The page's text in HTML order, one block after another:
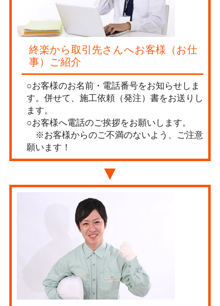
終楽から取引先さんへお客様（お仕
事）ご紹介
○お客様のお名前・電話番号をお知らせしま
す。併せて、施工依頼（発注）書をお送りし
ます。
○お客様へ電話のご挨拶をお願いします。
※お客様からのご不満のないよう、ご注意
願います！
▼